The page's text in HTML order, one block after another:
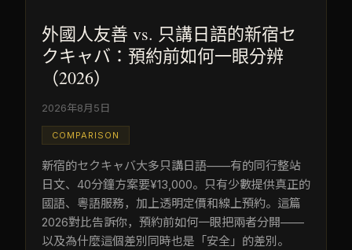
外國人友善 vs. 只講日語的新宿セ
クキャバ：預約前如何一眼分辨
（2026）
2026年8月5日
COMPARISON
新宿的セクキャバ大多只講日語——有的同行整站
日文、40分鐘方案要¥13,000。只有少數提供真正的
國語、粵語服務，加上透明定價和線上預約。這篇
2026對比告訴你，預約前如何一眼把兩者分開——
以及為什麼這個差別同時也是「安全」的差別。